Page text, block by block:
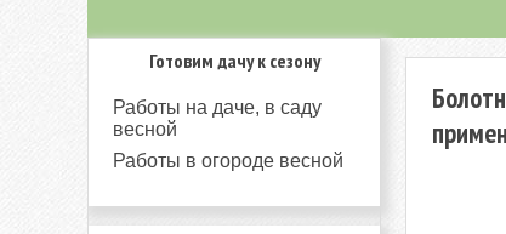
Готовим дачу к сезону
Работы на даче, в саду
весной
Работы в огороде весной